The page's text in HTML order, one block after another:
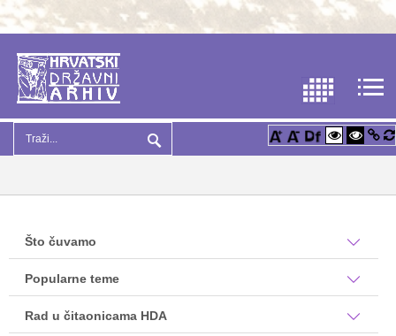
Što čuvamo
Popularne teme
Rad u čitaonicama HDA